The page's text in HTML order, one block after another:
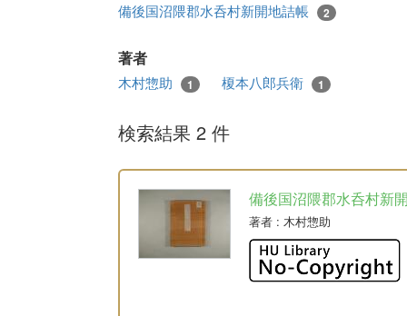
備後国沼隈郡水呑村新開地詰帳 2
著者
木村惣助 1 榎本八郎兵衛 1
検索結果 2 件
備後国沼隈郡水呑村新
著者 : 木村惣助